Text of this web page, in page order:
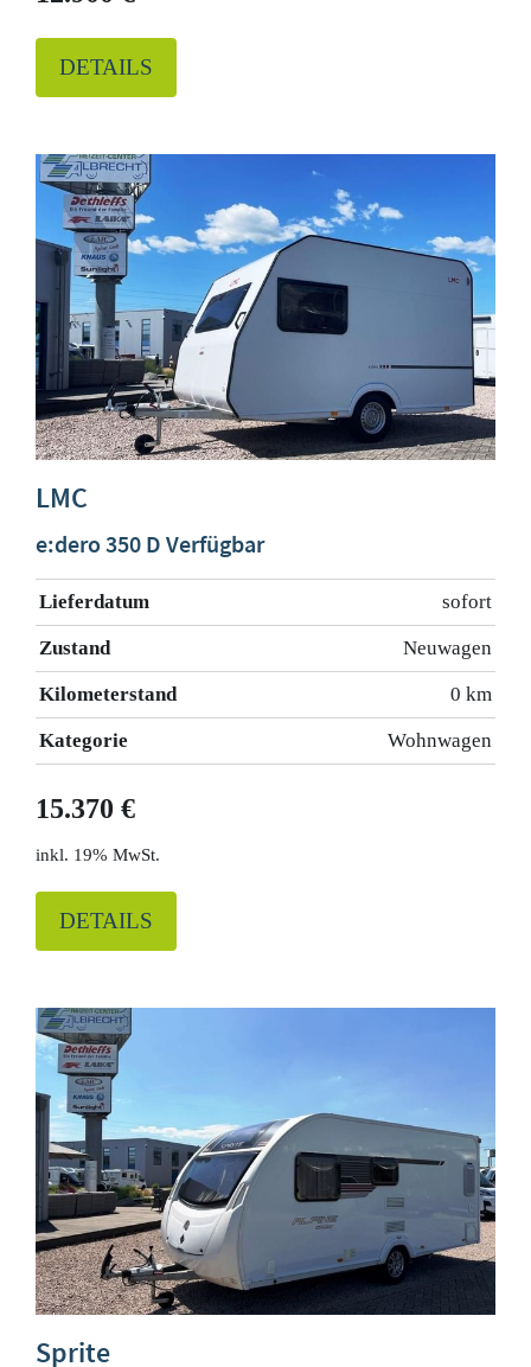
DETAILS
LMC
e:dero 350 D Verfügbar
Lieferdatum sofort
Zustand Neuwagen
Kilometerstand 0 km
Kategorie Wohnwagen
15.370 €
19% MwSt.
DETAILS
Sprite